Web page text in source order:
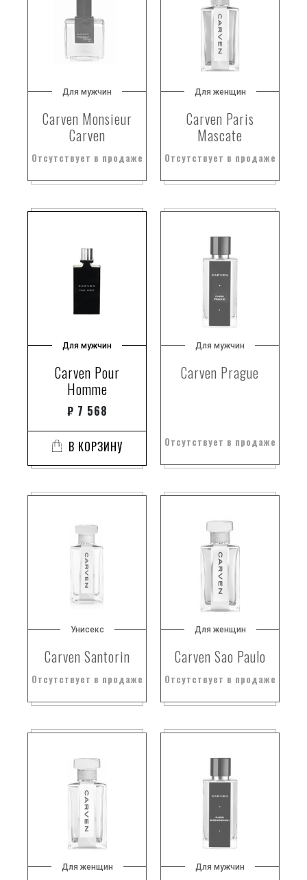
Для мужчин
Carven Monsieur
Carven
Отсутствует в продаже
Для женщин
Carven Paris
Mascate
Отсутствует в продаже
Для мужчин
Carven Pour
Homme
₽ 7 568
В КОРЗИНУ
Для мужчин
Carven Prague
Отсутствует в продаже
Унисекс
Carven Santorin
Отсутствует в продаже
Для женщин
Carven Sao Paulo
Отсутствует в продаже
Для женщин Для мужчин